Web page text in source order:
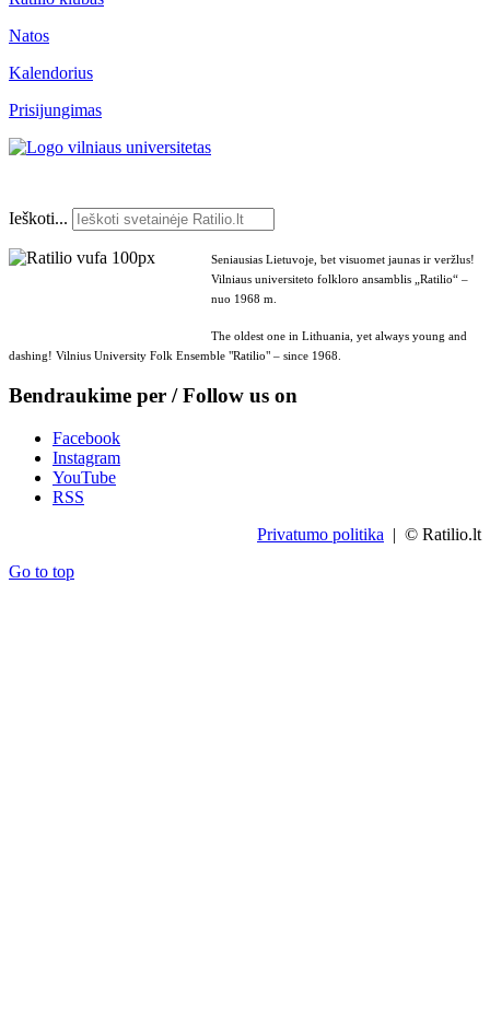
Natos
Kalendorius
Prisijungimas
Ieškoti...
Seniausias Lietuvoje, bet visuomet jaunas ir veržlus!
Vilniaus universiteto folkloro ansamblis „Ratilio“ –
nuo 1968 m.
The oldest one in Lithuania, yet always young and
dashing! Vilnius University Folk Ensemble "Ratilio" – since 1968.
Bendraukime per / Follow us on
Facebook
Instagram
YouTube
RSS
Privatumo politika | © Ratilio.lt
Go to top